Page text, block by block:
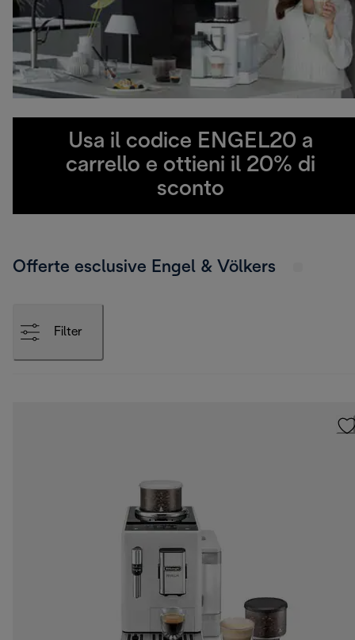
Usa il codice ENGEL20 a
carrello e ottieni il 20% di
sconto
Offerte esclusive Engel & Völkers
Filter